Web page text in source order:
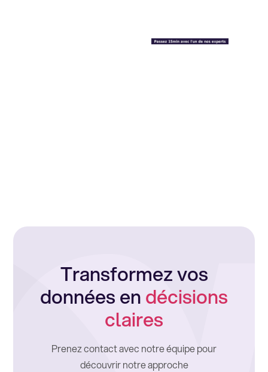
Transformez vos
données endécisions
claires
Prenez contact avec notre équipe pour
découvrir notre approche